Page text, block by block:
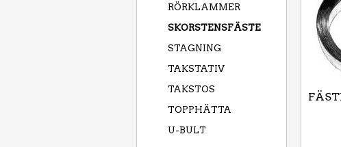
RÖRKLAMMER
SKORSTENSFÄSTE
STAGNING
TAKSTATIV
TAKSTOS
TOPPHÄTTA
U-BULT